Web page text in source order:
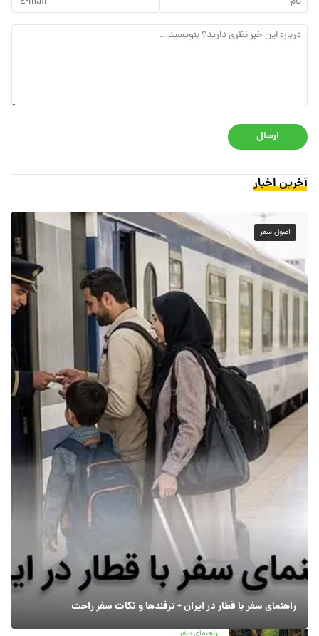
ارسال
آخرین اخبار
اصول سفر
راهنمای سفر با قطار در ایران + ترفندها و نکات سفر راحت